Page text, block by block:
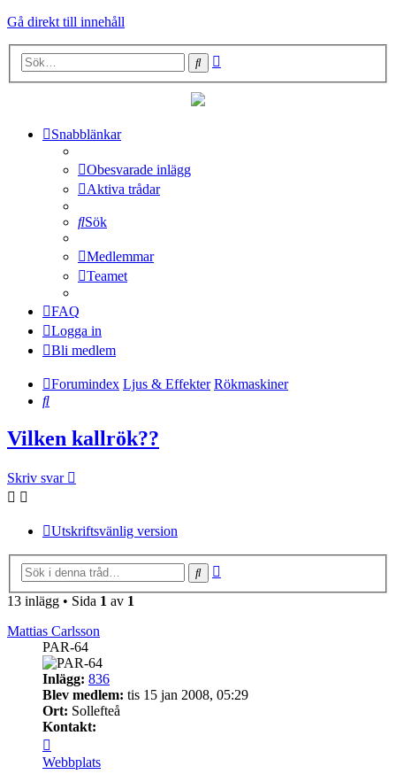
Gå direkt till innehåll
Sök
Snabblänkar
Obesvarade inlägg
Aktiva trådar
Sök
Medlemmar
Teamet
FAQ
Logga in
Bli medlem
Forumindex Ljus & Effekter Rökmaskiner
Sök
Vilken kallrök??
Skriv svar
Utskriftsvänlig version
Sök
13 inlägg • Sida 1 av 1
Mattias Carlsson
PAR-64
Inlägg: 836
Blev medlem: tis 15 jan 2008, 05:29
Ort: Sollefteå
Kontakt:
Mattias
Carlsson
Webbplats